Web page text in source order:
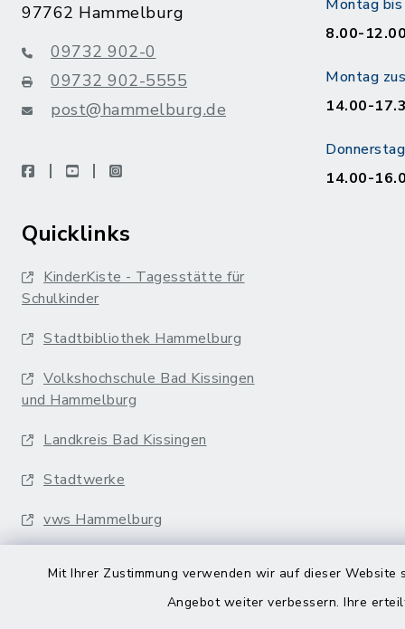
Mit Ihrer Zustimmung verwenden wir auf dieser
Angebot weiter verbessern. Ihre
97762 Hammelburg
09732 902-0
09732 902-5555
post@hammelburg.de
facebookyoutubeinstagram
Quicklinks
KinderKiste - Tagesstätte für
Schulkinder
Stadtbibliothek Hammelburg
Volkshochschule Bad Kissingen
und Hammelburg
Landkreis Bad Kissingen
Stadtwerke
vws Hammelburg
Montag
8.00-
Montag
14.00-
14.00-